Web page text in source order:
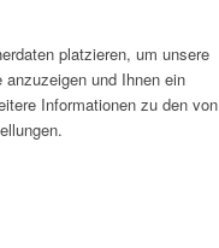
platzieren, um unsere
und Ihnen ein
Informationen zu den von